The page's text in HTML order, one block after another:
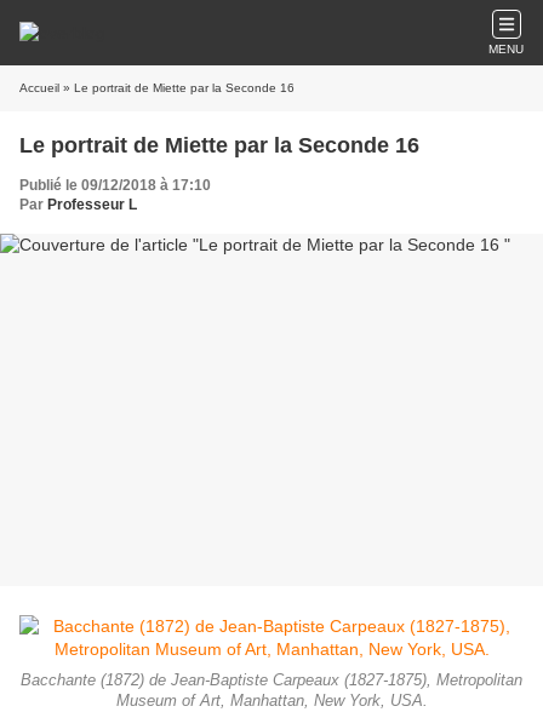
MENU
Accueil » Le portrait de Miette par la Seconde 16
Le portrait de Miette par la Seconde 16
Publié le 09/12/2018 à 17:10
Par Professeur L
Bacchante (1872) de Jean-Baptiste Carpeaux (1827-1875), Metropolitan
Museum of Art, Manhattan, New York, USA.